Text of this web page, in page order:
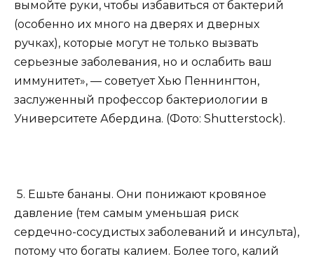
вымойте руки, чтобы избавиться от бактерий
(особенно их много на дверях и дверных
ручках), которые могут не только вызвать
серьезные заболевания, но и ослабить ваш
иммунитет», — советует Хью Пеннингтон,
заслуженный профессор бактериологии в
Университете Абердина. (Фото: Shutterstock).
5. Ешьте бананы. Они понижают кровяное
давление (тем самым уменьшая риск
сердечно-сосудистых заболеваний и инсульта),
потому что богаты калием. Более того, калий